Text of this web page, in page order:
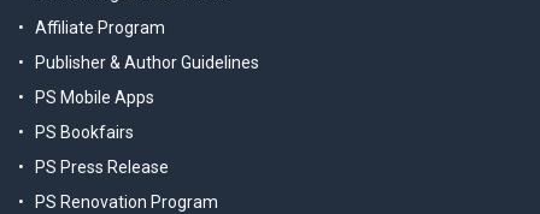
Affiliate Program
Publisher & Author Guidelines
PS Mobile Apps
PS Bookfairs
PS Press Release
PS Renovation Program